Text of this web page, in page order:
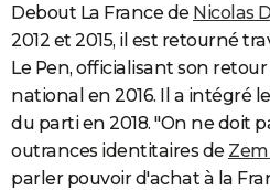
Debout La France de Nicolas
2012 et 2015, il est retourné
Le Pen, officialisant son
national en 2016. Il a intégré
du parti en 2018. "On ne doit
outrances identitaires de
parler pouvoir d'achat à la